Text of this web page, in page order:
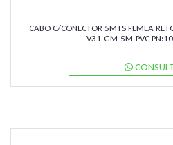
CABO C/CONECTOR 5MTS FEMEA
V31-GM-5M-PVC